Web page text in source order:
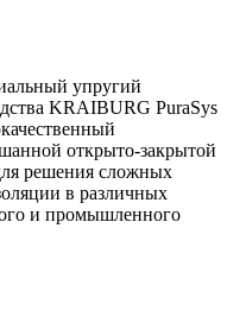
упругий
KRAIBURG PuraSys
открыто-закрытой
решения сложных
в различных
и промышленного